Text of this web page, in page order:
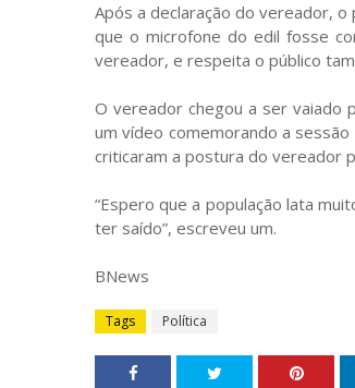
Após a declaração do vereador, o
que o microfone do edil fosse
vereador, e respeita o público
O vereador chegou a ser vaiado
um vídeo comemorando a
criticaram a postura do vereador
“Espero que a população lata
ter saído”, escreveu um.
BNews
Tags Política